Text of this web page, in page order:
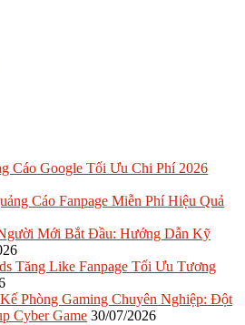
Cáo Google Tối Ưu Chi Phí 2026
Cáo Fanpage Miễn Phí Hiệu Quả
Mới Bắt Đầu: Hướng Dẫn Kỹ
Tăng Like Fanpage Tối Ưu Tương
Phòng Gaming Chuyên Nghiệp: Đột
Cyber Game 30/07/2026